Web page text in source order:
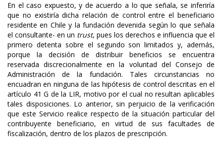
En el caso expuesto, y de acuerdo a lo que señala, se inferiría
que no existiría dicha relación de control entre el beneficiario
residente en Chile y la fundación devenida según lo que señala
el consultante- en un trust, pues los derechos e influencia que el
primero detenta sobre el segundo son limitados y, además,
porque la decisión de distribuir beneficios se encuentra
reservada discrecionalmente en la voluntad del Consejo de
Administración de la fundación. Tales circunstancias no
encuadran en ninguna de las hipótesis de control descritas en el
artículo 41 G de la LIR, motivo por el cual no resultan aplicables
tales disposiciones. Lo anterior, sin perjuicio de la verificación
que este Servicio realice respecto de la situación particular del
contribuyente beneficiario, en virtud de sus facultades de
fiscalización, dentro de los plazos de prescripción.